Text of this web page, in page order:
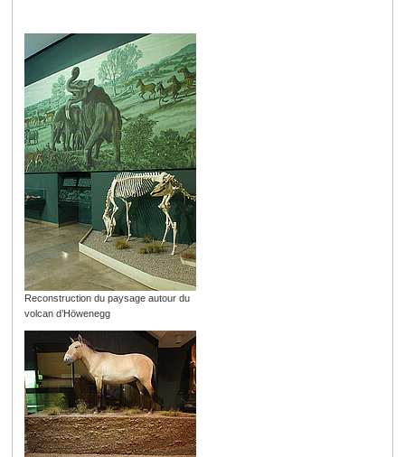
Reconstruction du paysage autour du
volcan d’Höwenegg